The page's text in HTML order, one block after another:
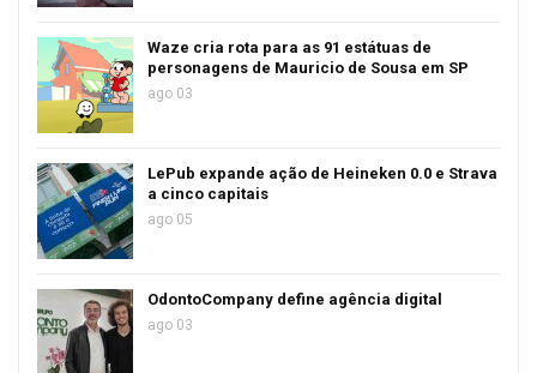
Waze cria rota para as 91 estátuas de
personagens de Mauricio de Sousa em SP
ago 03
LePub expande ação de Heineken 0.0 e Strava
a cinco capitais
ago 05
OdontoCompany define agência digital
ago 03